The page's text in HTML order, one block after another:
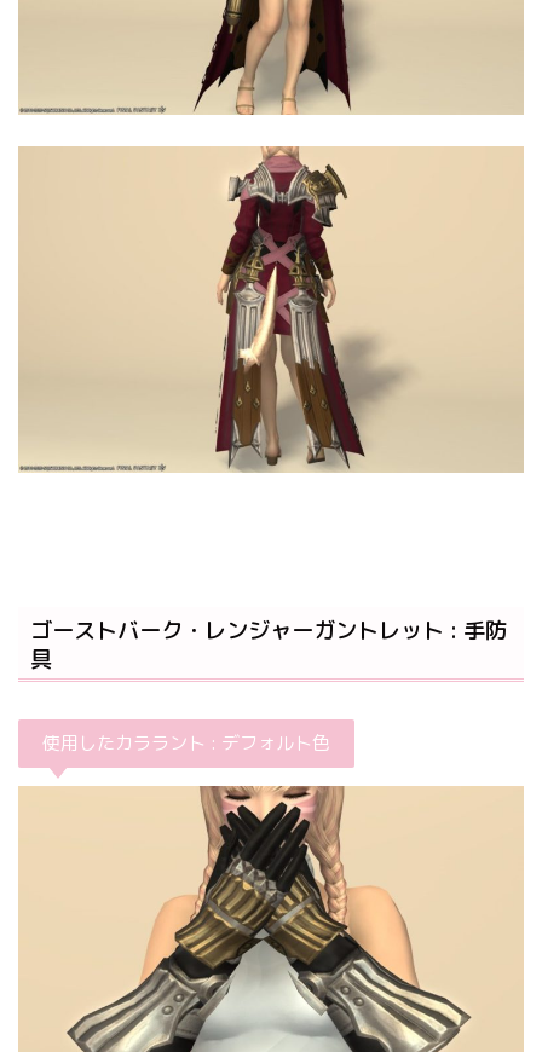
ゴーストバーク・レンジャーガントレット : 手防
具
使用したカララント : デフォルト色